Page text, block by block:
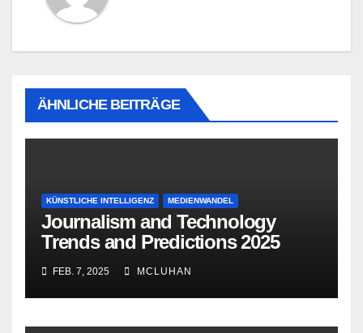
ÄHNLICHE BEITRÄGE
KÜNSTLICHE INTELLIGENZ MEDIENWANDEL
Journalism and Technology
Trends and Predictions 2025
FEB. 7, 2025 MCLUHAN